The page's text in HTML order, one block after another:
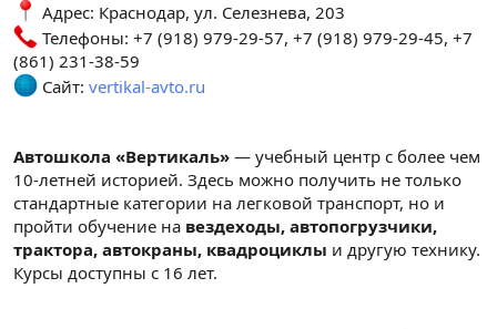
Адрес: Краснодар, ул. Селезнева, 203
Телефоны: +7 (918) 979-29-57, +7 (918) 979-29-45, +7
(861) 231-38-59
Сайт: vertikal-avto.ru
Автошкола «Вертикаль» — учебный центр с более чем
10-летней историей. Здесь можно получить не только
стандартные категории на легковой транспорт, но и
пройти обучение на вездеходы, автопогрузчики,
трактора, автокраны, квадроциклы и другую технику.
Курсы доступны с 16 лет.